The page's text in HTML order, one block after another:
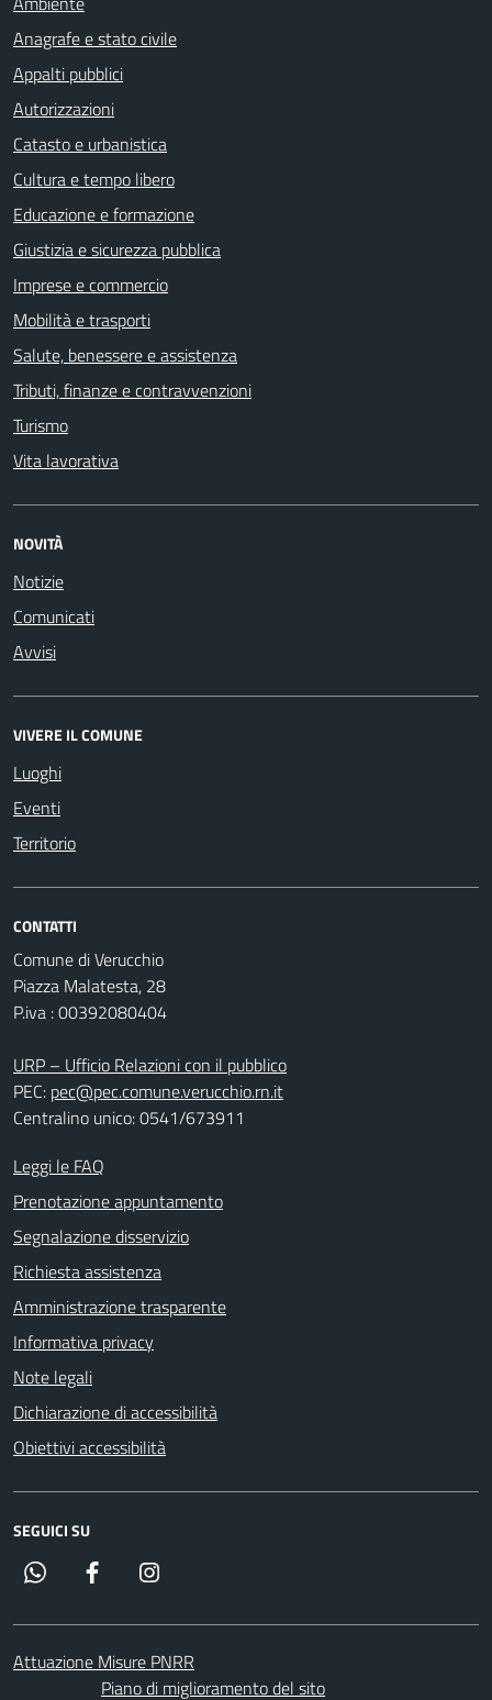
Anagrafe e stato civile
Appalti pubblici
Autorizzazioni
Catasto e urbanistica
Cultura e tempo libero
Educazione e formazione
Giustizia e sicurezza pubblica
Imprese e commercio
Mobilità e trasporti
Salute, benessere e assistenza
Tributi, finanze e contravvenzioni
Turismo
Vita lavorativa
NOVITÀ
Notizie
Comunicati
Avvisi
VIVERE IL COMUNE
Luoghi
Eventi
Territorio
CONTATTI
Comune di Verucchio
Piazza Malatesta, 28
P.iva : 00392080404
URP – Ufficio Relazioni con il pubblico
PEC: pec@pec.comune.verucchio.rn.it
Centralino unico: 0541/673911
Leggi le FAQ
Prenotazione appuntamento
Segnalazione disservizio
Richiesta assistenza
Amministrazione trasparente
Informativa privacy
Note legali
Dichiarazione di accessibilità
Obiettivi accessibilità
SEGUICI SU
Whatsapp Facebook
Attuazione Misure PNRR
Piano di miglioramento del sito